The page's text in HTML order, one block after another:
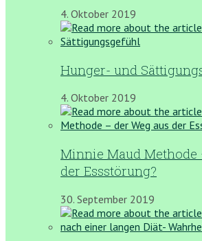
4. Oktober 2019
Hunger- und
4. Oktober 2019
Minnie Maud Methode
der Essstörung?
30. September 2019